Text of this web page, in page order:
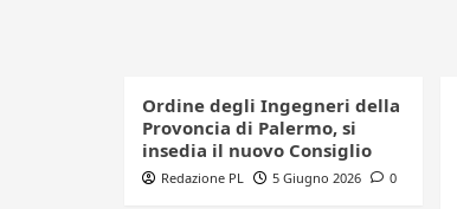
Ordine degli Ingegneri della
Provoncia di Palermo, si
insedia il nuovo Consiglio
Redazione PL 5 Giugno 2026 0